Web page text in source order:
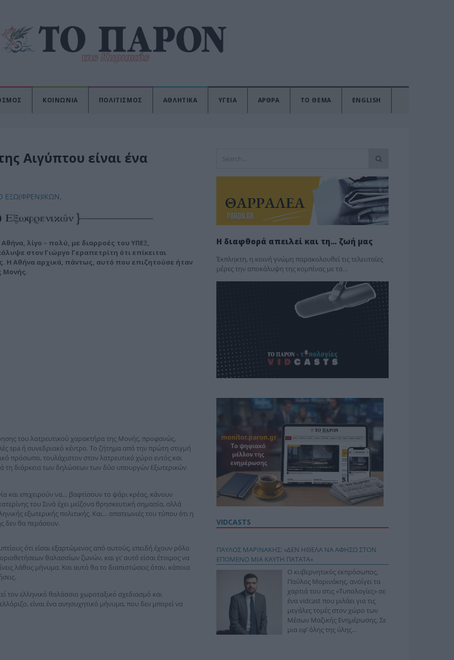
ΚΟΙΝΩΝΙΑ ΠΟΛΙΤΙΣΜΟΣ ΑΘΛΗΤΙΚΑ ΥΓΕΙΑ ΑΡΘΡΑ ΤΟ ΘΕΜΑ ENGLISH
Αιγύπτου είναι ένα
ΕΞΩ(ΦΡΕΝ)ΙΚΩΝ,
Αθήνα, λίγο – πολύ, με διαρροές του ΥΠΕΞ,
στον Γιώργο Γεραπετρίτη ότι επίκειται
Η Αθήνα αρχικά, πάντως, αυτό που επιζητούσε ήταν
Μονής.
του λατρευτικού χαρακτήρα της Μονής, προφανώς,
spa ή συνεδριακό κέντρο. Το ζήτημα από την πρώτη στιγμή
πρόσωπο, τουλάχιστον στον λατρευτικό χώρο εντός και
τη διάρκεια των δηλώσεων των δύο υπουργών Εξωτερικών
και επιχειρούν να… βαφτίσουν το ψάρι κρέας, κάνουν
του Σινά έχει μείζονα θρησκευτική σημασία, αλλά
εξωτερικής πολιτικής. Και… απατεωνιές του τύπου ότι η
δεν θα περάσουν.
ότι είσαι εξαρτώμενος από αυτούς, επειδή έχουν ρόλο
θαλασσίων ζωνών, και γι’ αυτό είσαι έτοιμος να
λάθος μήνυμα. Και αυτό θα το διαπιστώσεις όταν, κάποια
τον ελληνικό θαλάσσιο χωροταξικό σχεδιασμό και
είναι ένα ανησυχητικό μήνυμα, που δεν μπορεί να
Η διαφθορά απειλεί και τη… ζωή μας
Έκπληκτη, η κοινή γνώμη παρακολουθεί τις τελευταίες
μέρες την αποκάλυψη της κο­μπίνας με τα…
VIDCASTS
ΠΑΥΛΟΣ ΜΑΡΙΝΑΚΗΣ: «ΔΕΝ ΗΘΕΛΑ ΝΑ ΑΦΗΣΩ ΣΤΟΝ
ΕΠΟΜΕΝΟ ΜΙΑ ΚΑΥΤΗ ΠΑΤΑΤΑ»
Ο κυβερνητικός εκπρόσωπος,
Παύλος Μαρινάκης, ανοίγει τα
χαρτιά του στις «Τυπολογίες» σε
ένα vidcast που μιλάει για τις
μεγάλες τομές στον χώρο των
Μέσων Μαζικής Ενημέρωσης. Σε
μια εφ’ όλης της ύλης